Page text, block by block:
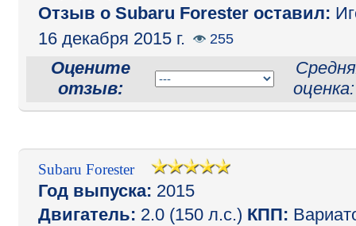
Отзыв o Subaru Forester оставил:
16 декабря 2015 г.
255
Оцените
отзыв:
Subaru Forester
Год выпуска: 2015
Двигатель: 2.0 (150 л.с.) КПП: